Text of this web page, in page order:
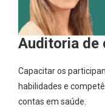
Auditoria de
Capacitar os
habilidades e
contas em saúde.